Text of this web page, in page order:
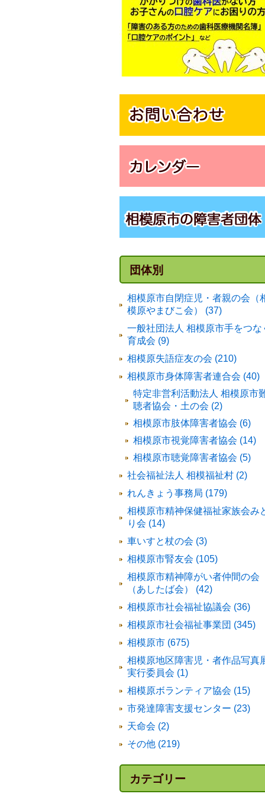
団体別
相模原市自閉症児・者親の会（
模原やまびこ会） (37)
一般社団法人 相模原市手をつな
育成会 (9)
相模原失語症友の会 (210)
相模原市身体障害者連合会 (40)
特定非営利活動法人 相模原市
聴者協会・土の会 (2)
相模原市肢体障害者協会 (6)
相模原市視覚障害者協会 (14)
相模原市聴覚障害者協会 (5)
社会福祉法人 相模福祉村 (2)
れんきょう事務局 (179)
相模原市精神保健福祉家族会み
り会 (14)
車いすと杖の会 (3)
相模原市腎友会 (105)
相模原市精神障がい者仲間の会
（あしたば会） (42)
相模原市社会福祉協議会 (36)
相模原市社会福祉事業団 (345)
相模原市 (675)
相模原地区障害児・者作品写真
実行委員会 (1)
相模原ボランティア協会 (15)
市発達障害支援センター (23)
天命会 (2)
その他 (219)
カテゴリー